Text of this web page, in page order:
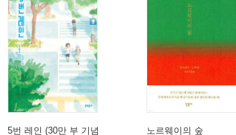
5번 레인 (30만 부 기념
노르웨이의 숲